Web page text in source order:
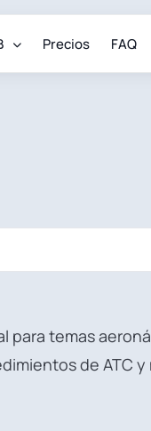
Precios FAQ
para temas
de ATC y